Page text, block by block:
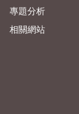
專題分析
相關網站